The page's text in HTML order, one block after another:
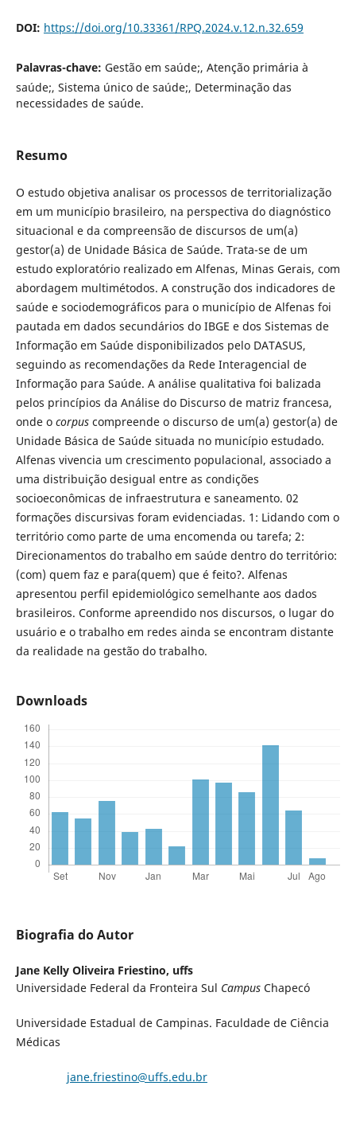
DOI: https://doi.org/10.33361/RPQ.2024.v.12.n.32.659
Palavras-chave: Gestão em saúde;, Atenção primária à
saúde;, Sistema único de saúde;, Determinação das
necessidades de saúde.
Resumo
O estudo objetiva analisar os processos de territorialização
em um município brasileiro, na perspectiva do diagnóstico
situacional e da compreensão de discursos de um(a)
gestor(a) de Unidade Básica de Saúde. Trata-se de um
estudo exploratório realizado em Alfenas, Minas Gerais, com
abordagem multimétodos. A construção dos indicadores de
saúde e sociodemográficos para o município de Alfenas foi
pautada em dados secundários do IBGE e dos Sistemas de
Informação em Saúde disponibilizados pelo DATASUS,
seguindo as recomendações da Rede Interagencial de
Informação para Saúde. A análise qualitativa foi balizada
pelos princípios da Análise do Discurso de matriz francesa,
onde o corpuscompreende o discurso de um(a) gestor(a) de
Unidade Básica de Saúde situada no município estudado.
Alfenas vivencia um crescimento populacional, associado a
uma distribuição desigual entre as condições
socioeconômicas de infraestrutura e saneamento. 02
formações discursivas foram evidenciadas. 1: Lidando com o
território como parte de uma encomenda ou tarefa; 2:
Direcionamentos do trabalho em saúde dentro do território:
(com) quem faz e para(quem) que é feito?. Alfenas
apresentou perfil epidemiológico semelhante aos dados
brasileiros. Conforme apreendido nos discursos, o lugar do
usuário e o trabalho em redes ainda se encontram distante
da realidade na gestão do trabalho.
Downloads
Biografia do Autor
Jane Kelly Oliveira Friestino, uffs
Universidade Federal da Fronteira Sul Campus Chapecó
Universidade Estadual de Campinas. Faculdade de Ciência
Médicas
jane.friestino@uffs.edu.br